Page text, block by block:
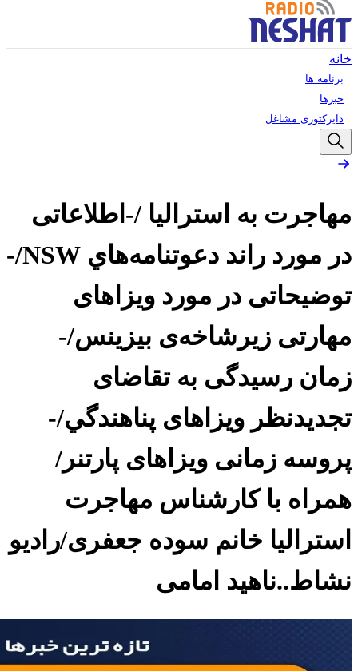
خانه
برنامه ها
خبرها
دایرکتوری مشاغل
مهاجرت به استرالیا /-اطلاعاتی
در مورد راند دعوتنامه‌هاي NSW/-
توضيحاتی در مورد ويزاهای
مهارتی زيرشاخه‌ی بيزينس/-
زمان رسيدگی به تقاضای
تجديدنظر ويزاهای پناهندگي/-
پروسه زمانی ويزاهای پارتنر/
همراه با کارشناس مهاجرت
استرالیا خانم سوده جعفری/رادیو
نشاط..ناهید امامی